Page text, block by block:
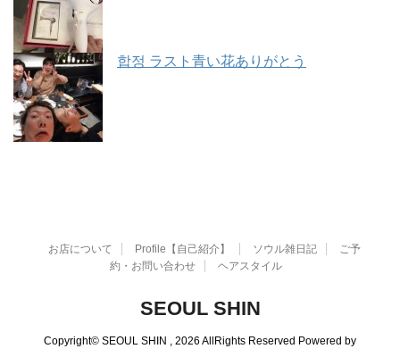
합정 ラスト青い花ありがとう
お店について Profile【自己紹介】 ソウル雑日記
ご予
約・お問い合わせ
ヘアスタイル
SEOUL SHIN
Copyright© SEOUL SHIN , 2026 AllRights Reserved Powered by